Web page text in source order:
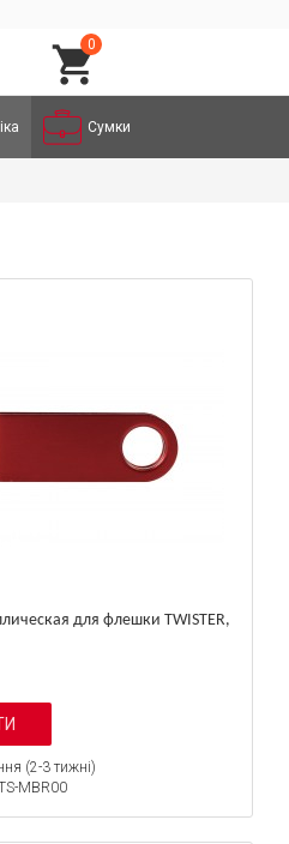
0
Сумки
для флешки TWISTER,
(2-3 тижні)
MBR00